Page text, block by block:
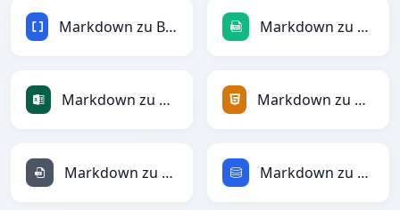
Markdown zu BBCode Markdown zu CSV
Markdown zu Excel Markdown zu HTML
Markdown zu INI Markdown zu SQL